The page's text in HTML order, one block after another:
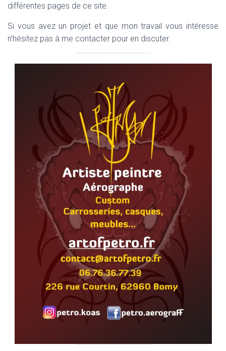
différentes pages de ce site.
Si vous avez un projet et que mon travail vous intéresse
n’hésitez pas à me contacter pour en discuter.